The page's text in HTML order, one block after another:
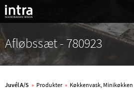
Afløbssæt - 780923
Juvél A/S » Produkter » Køkkenvask,